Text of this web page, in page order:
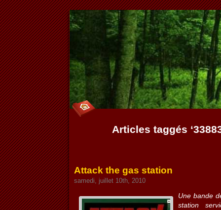
Articles taggés
Attack the gas station
samedi, juillet 10th, 2010
Une bande
station